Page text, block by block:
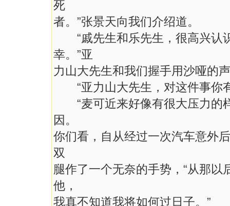
死
者。”张景天向我们介绍道。
“戚先生和乐先生，很高兴认
幸。”亚
力山大先生和我们握手用沙哑的
“亚力山大先生，对这件事你
“麦可近来好像有很大压力的
因。
你们看，自从经过一次汽车意外
双
腿作了一个无奈的手势，“从那
他，
我真不知道我将如何过日子。”